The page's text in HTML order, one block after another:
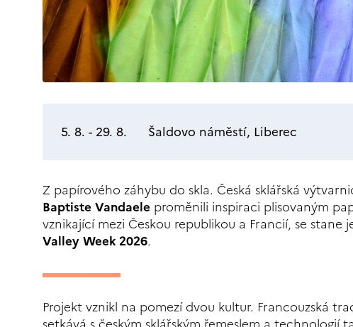
5. 8. - 29. 8. Šaldovo náměstí, Liberec
Z papírového záhybu do skla. Česká sklářská
Baptiste Vandaele proměnili inspiraci plisovaným
vznikající mezi Českou republikou a Francií, se
Valley Week 2026.
Projekt vznikl na pomezí dvou kultur. Francouzská